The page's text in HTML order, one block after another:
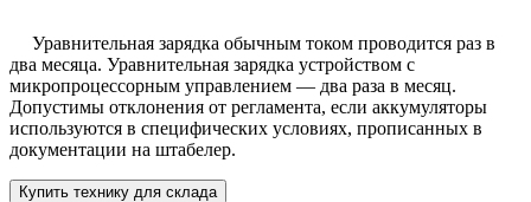
Уравнительная зарядка обычным током проводится раз в
два месяца. Уравнительная зарядка устройством с
микропроцессорным управлением — два раза в месяц.
Допустимы отклонения от регламента, если аккумуляторы
используются в специфических условиях, прописанных в
документации на штабелер.
Купить технику для склада